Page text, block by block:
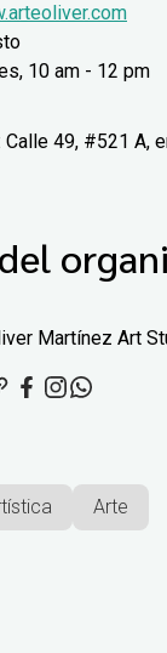
10 am - 12 pm
Calle 49, #521 A,
Martínez Art
Arte